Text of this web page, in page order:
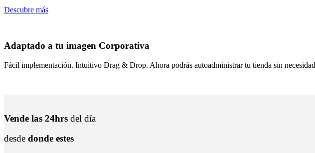
Descubre más
Adaptado a tu imagen Corporativa
Fácil implementación. Intuitivo Drag & Drop. Ahora podrás autoadministrar tu tienda sin
Vende las 24hrs del día
desde donde estes